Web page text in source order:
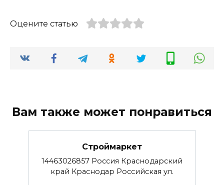
Оцените статью
Вам также может понравиться
Строймаркет
14463026857 Россия Краснодарский
край Краснодар Российская ул.